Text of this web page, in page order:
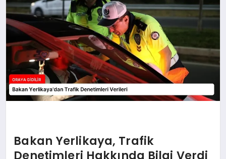
Bakan Yerlikaya, Trafik
Denetimleri Hakkında Bilgi Verdi